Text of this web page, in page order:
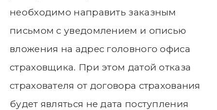
необходимо направить заказным
письмом с уведомлением и описью
вложения на адрес головного офиса
страховщика. При этом датой отказа
страхователя от договора страхования
будет являться не дата поступления